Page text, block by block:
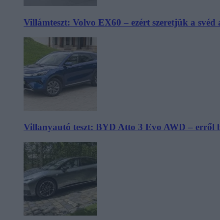
Villámteszt: Volvo EX60 – ezért szeretjük a svéd
Villanyautó teszt: BYD Atto 3 Evo AWD – erről